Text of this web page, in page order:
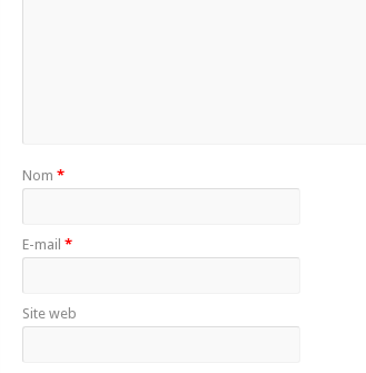
Nom *
E-mail *
Site web